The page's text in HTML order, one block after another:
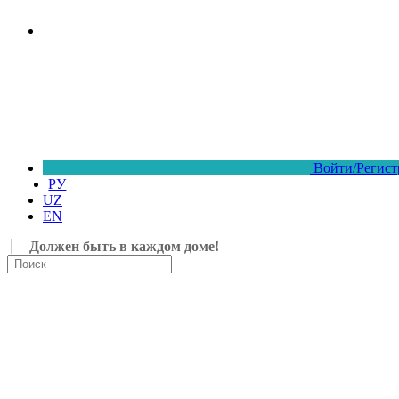
Войти/
РУ
UZ
EN
Должен быть в каждом доме!